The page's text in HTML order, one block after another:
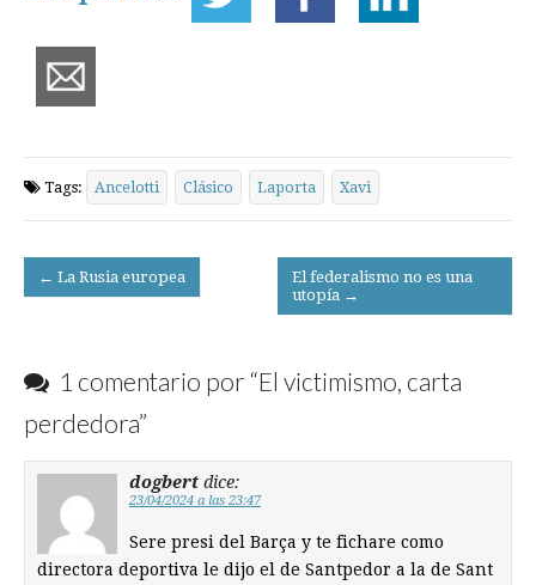
Tags: Ancelotti Clásico Laporta Xavi
Post
← La Rusia europea
El federalismo no es una
utopía →
1 comentario por “El victimismo, carta
perdedora”
dogbert dice:
23/04/2024 a las 23:47
Sere presi del Barça y te fichare como
directora deportiva le dijo el de Santpedor a la de Sant